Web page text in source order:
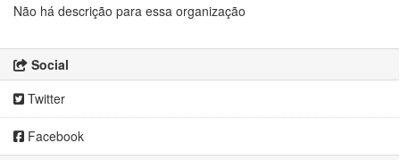
Não há descrição para essa organização
Social
Twitter
Facebook